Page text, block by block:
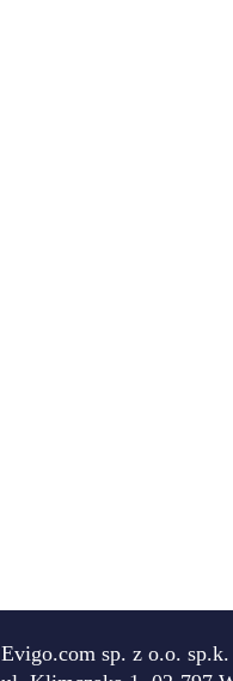
Evigo.com sp. z o.o. sp.k.